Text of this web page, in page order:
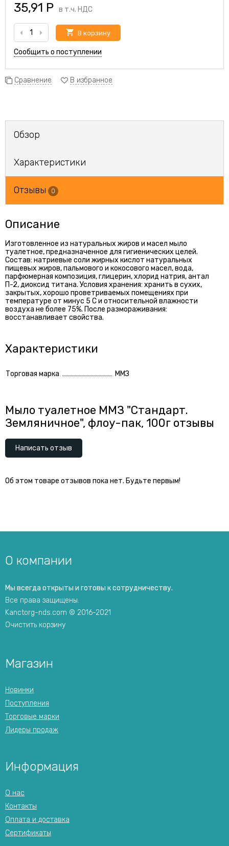
35,91 Р в т.ч. НДС
В корзину
Сообщить о поступлении
Сравнение В избранное
Обзор
Характеристики
Отзывы 0
Описание
Изготовленное из натуральных жиров и масел мыло
туалетное, предназначенное для гигиенических целей.
Состав: натриевые соли жирных кислот натуральных
пищевых жиров, пальмового и кокосового масел, вода,
парфюмерная композиция, глицерин, хлорид натрия, антал
П-2, диоксид титана. Условия хранения: хранить в сухих,
закрытых, хорошо проветриваемых помещениях при
температуре от минус 5 С и относительной влажности
воздуха не более 75%. После размораживания:
восстанавливает свойства.
Характеристики
Торговая марка ММЗ
Мыло туалетное ММЗ "Стандарт.
Земляничное", флоу-пак, 100г отзывы
Написать отзыв
Об этом товаре отзывов пока нет. Будьте первым!
О компании
Мы всегда открыты и готовы к сотрудничеству.
Все права защищены.
Kanctorg-nds.com © 2016-2021
Очистить корзину
Магазин
Новинки
Поступления
Торговые марки
Лидеры продаж
Информация
О нас
Контакты
Оплата и доставка
Сертификаты